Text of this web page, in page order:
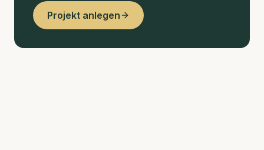
Projekt anlegen